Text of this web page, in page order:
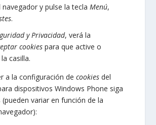
navegador y pulse la teclaMenú,
.
y Privacidad, verá la
cookies para que active o
casilla.
a la configuración decookies del
dispositivosWindows Phone siga
variar en función de la